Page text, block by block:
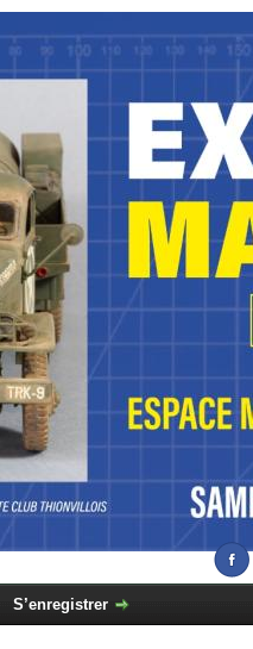
S’enregistrer